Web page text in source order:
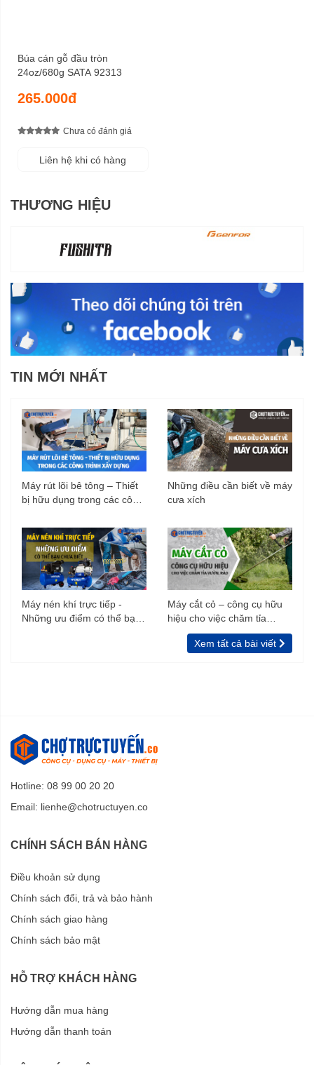
Búa cán gỗ đầu tròn
24oz/680g SATA 92313
265.000đ
Chưa có đánh giá
Liên hệ khi có hàng
THƯƠNG HIỆU
TIN MỚI NHẤT
Máy rút lõi bê tông – Thiết
bị hữu dụng trong các công
Những điều cần biết về máy
cưa xích
Máy nén khí trực tiếp -
Những ưu điểm có thể bạn
Máy cắt cỏ – công cụ hữu
hiệu cho việc chăm tỉa
vườn, rào
Xem tất cả bài viết
Hotline: 08 99 00 20 20
Email: lienhe@chotructuyen.co
CHÍNH SÁCH BÁN HÀNG
Điều khoản sử dụng
Chính sách đổi, trả và bảo hành
Chính sách giao hàng
Chính sách bảo mật
HỖ TRỢ KHÁCH HÀNG
Hướng dẫn mua hàng
Hướng dẫn thanh toán